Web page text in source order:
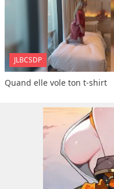
JLBCSDP
Quand elle vole ton t-shirt